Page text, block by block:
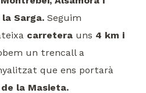
Sarga.Seguim
carretera uns 4 km i
un trencall a
que ens portarà
la Masieta.